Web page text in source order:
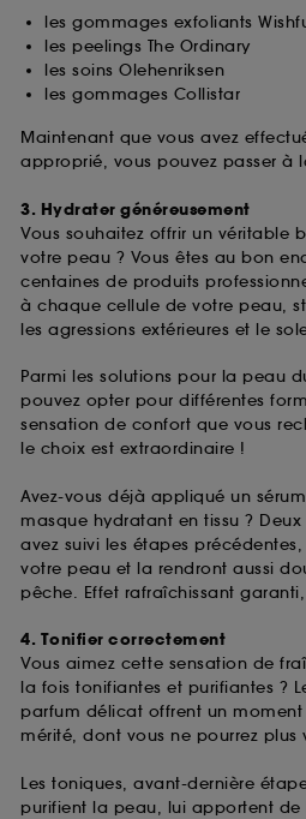
les gommages exfoliants
les peelings The Ordinary
les soins Olehenriksen
les gommages Collistar
Maintenant que vous avez
approprié, vous pouvez passer à
3. Hydrater généreusement
Vous souhaitez offrir un véritable
votre peau ? Vous êtes au bon
centaines de produits
à chaque cellule de votre peau,
les agressions extérieures et le
Parmi les solutions pour la peau
pouvez opter pour différentes
sensation de confort que vous
le choix est extraordinaire !
Avez-vous déjà appliqué un
masque hydratant en tissu ?
avez suivi les étapes
votre peau et la rendront aussi
pêche. Effet rafraîchissant
4. Tonifier correctement
Vous aimez cette sensation de
la fois tonifiantes et purifiantes ?
parfum délicat offrent un
mérité, dont vous ne pourrez plus
Les toniques, avant-dernière
purifient la peau, lui apportent de
fréquentation et de
d’en améliorer la
Cookies de sécurisation
ils nous permettent de lutter
fraudes aux moyens de
usurpations d’identité.
Cookies fonctionnels :
permettant l’affichage et/ou
certaines fonctionnalités du
cookies d’authentification
vous faire bénéficier de
prolongée vous permettant
compte lors de votre
passe.
lecture de ces traceurs
pouvez personnaliser vos choix
de ces cookies grâce au
choix" ci-dessous ou décider
Sephora pourra associer les
navigation collectées par ces
finalités acceptées, avec les
collectées ou générées lors
sur "continuer sans accepter".
moment choisir de retirer votrte
souhaitez obtenir plus